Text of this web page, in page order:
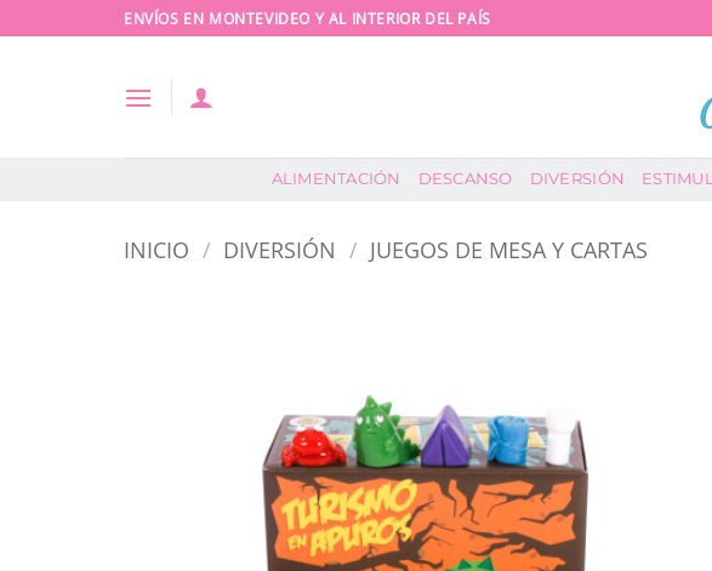
al
ENVÍOS EN MONTEVIDEO Y AL INTERIOR DEL PAÍS
ALIMENTACIÓN DESCANSO DIVERSIÓN
INICIO / DIVERSIÓN / JUEGOS DE MESA Y CARTAS